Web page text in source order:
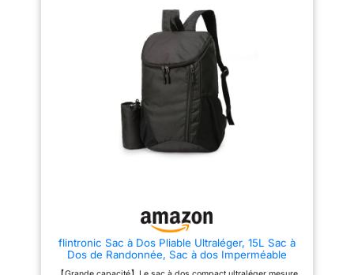
Multifonctionnel】 Le sac
voyage cabine dispose d'une
de toilette, d'une poche frontale
pour les documents et les
livres, d'une poche latérale pour
les gobelets,d'une poche
arrière antivol et d'une poche
séparée pour l'ordinateur
autres articles essentiels.
【Design Pratique & Matériaux
Robuste】Le sac a dos cabine
est conçu avec des trous
d'enfilage pour vous permettre
flintronic Sac à Dos Pliable Ultraléger, 15L Sac à
Dos de Randonnée, Sac à dos Imperméable
Unisexe, Confort et Légèreté, pour le Sport en